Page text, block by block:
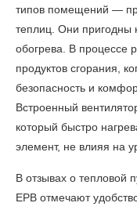
типов помещений —
теплиц. Они пригодны
обогрева. В процессе
продуктов сгорания,
безопасность и
Встроенный
который быстро
элемент, не влияя на
В отзывах о тепловой
EPB отмечают